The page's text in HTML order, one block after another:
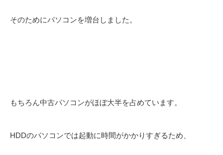
そのためにパソコンを増台しました。
もちろん中古パソコンがほぼ大半を占めています。
HDDのパソコンでは起動に時間がかかりすぎるため、